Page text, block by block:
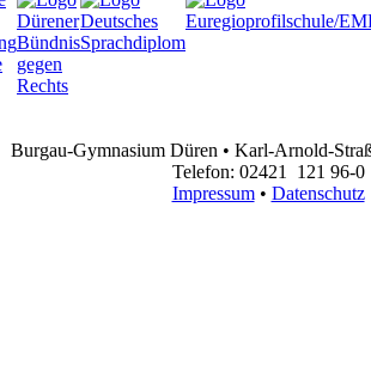
Burgau-Gymnasium Düren • Karl-Arnold-
Telefon: 02421 121 96-0
Impressum• Datenschutz